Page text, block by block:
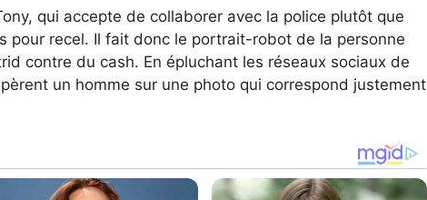
qui accepte de collaborer avec la police plutôt que
pour recel. Il fait donc le portrait-robot de la personne
contre du cash. En épluchant les réseaux sociaux de
un homme sur une photo qui correspond justement